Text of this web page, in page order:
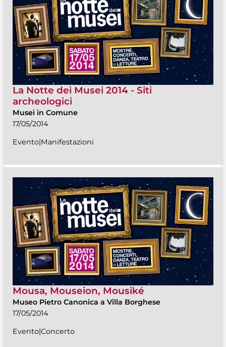
La Notte dei Musei 2014 - Siti
archeologici
Musei in Comune
17/05/2014
Evento|Manifestazioni
Mousa, Mouseion, Mousiké
Museo Pietro Canonica a Villa Borghese
17/05/2014
Evento|Concerto